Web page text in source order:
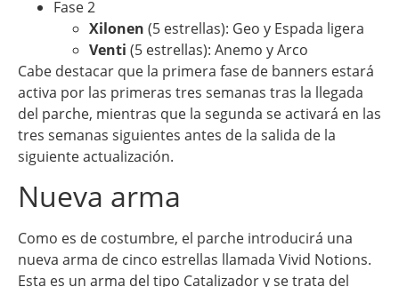
Fase 2
Xilonen (5 estrellas): Geo y Espada ligera
Venti (5 estrellas): Anemo y Arco
Cabe destacar que la primera fase de banners estará
activa por las primeras tres semanas tras la llegada
del parche, mientras que la segunda se activará en las
tres semanas siguientes antes de la salida de la
siguiente actualización.
Nueva arma
Como es de costumbre, el parche introducirá una
nueva arma de cinco estrellas llamada Vivid Notions.
Esta es un arma del tipo Catalizador y se trata del